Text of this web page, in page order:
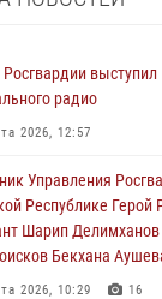
выступил
радио
2026, 12:57
Управления
Республике Герой
Шарип
Бекхана
2026, 10:29 16